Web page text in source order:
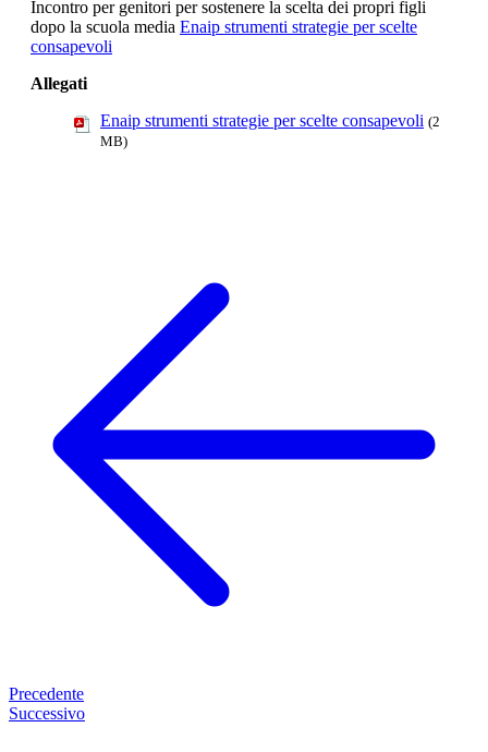
Incontro per genitori per sostenere la scelta dei propri figli
dopo la scuola media Enaip strumenti strategie per scelte
consapevoli
Allegati
Enaip strumenti strategie per scelte consapevoli (2
MB)
Precedente
Successivo